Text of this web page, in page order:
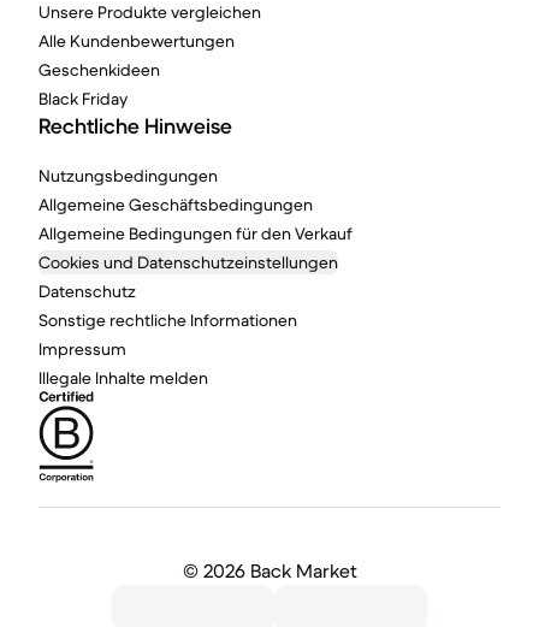
Unsere Produkte vergleichen
Alle Kundenbewertungen
Geschenkideen
Black Friday
Rechtliche Hinweise
Nutzungsbedingungen
Allgemeine Geschäftsbedingungen
Allgemeine Bedingungen für den Verkauf
Cookies und Datenschutzeinstellungen
Datenschutz
Sonstige rechtliche Informationen
Impressum
Illegale Inhalte melden
© 2026 Back Market